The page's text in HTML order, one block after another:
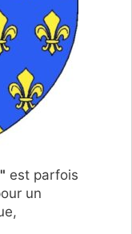
est parfois
un